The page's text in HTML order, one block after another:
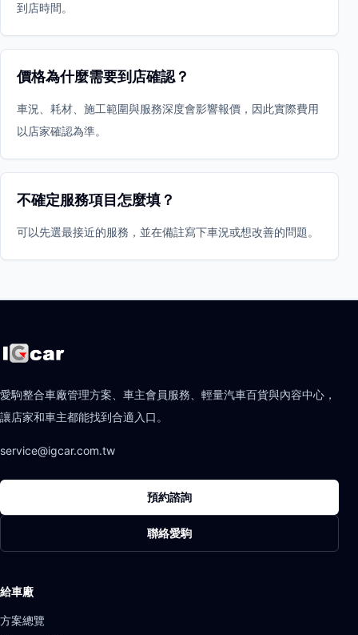
到店時間。
價格為什麼需要到店確認？
車況、耗材、施工範圍與服務深度會影響報價，因此實際費用
以店家確認為準。
不確定服務項目怎麼填？
可以先選最接近的服務，並在備註寫下車況或想改善的問題。
愛駒整合車廠管理方案、車主會員服務、輕量汽車百貨與內容中心，
讓店家和車主都能找到合適入口。
service@igcar.com.tw
預約諮詢
聯絡愛駒
給車廠
方案總覽